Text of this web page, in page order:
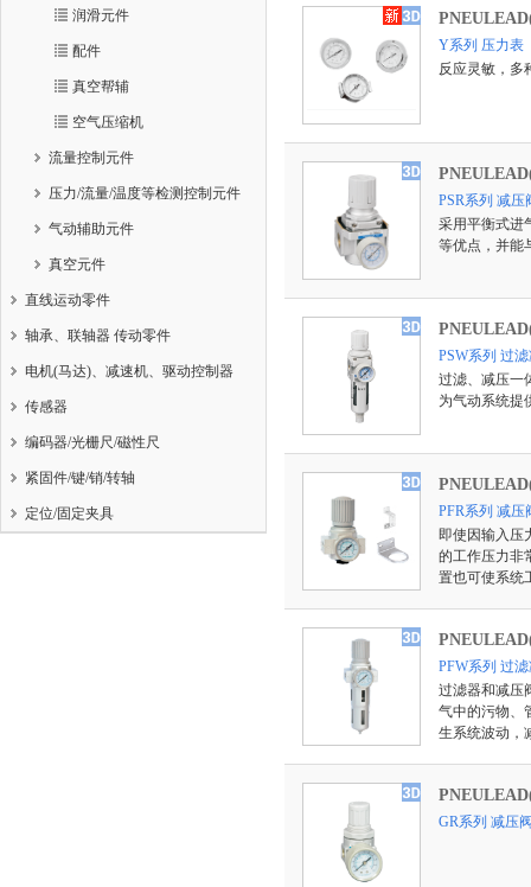
润滑元件
配件
真空帮辅
空气压缩机
流量控制元件
压力/流量/温度等检测控制元件
气动辅助元件
真空元件
直线运动零件
轴承、联轴器 传动零件
电机(马达)、减速机、驱动控制器
传感器
编码器/光栅尺/磁性尺
紧固件/键/销/转轴
定位/固定夹具
Y系列 压力表
反应灵敏，多
PSR系列 减压
采用平衡式进
等优点，并能
PSW系列 过
过滤、减压一
为气动系统提
PFR系列 减压
即使因输入压
的工作压力非
置也可使系统
PFW系列 过
过滤器和减压
气中的污物、
生系统波动，
GR系列 减压